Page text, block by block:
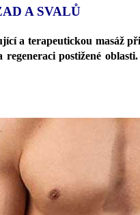
A SVALŮ
a terapeutickou masáž
postižené oblasti.